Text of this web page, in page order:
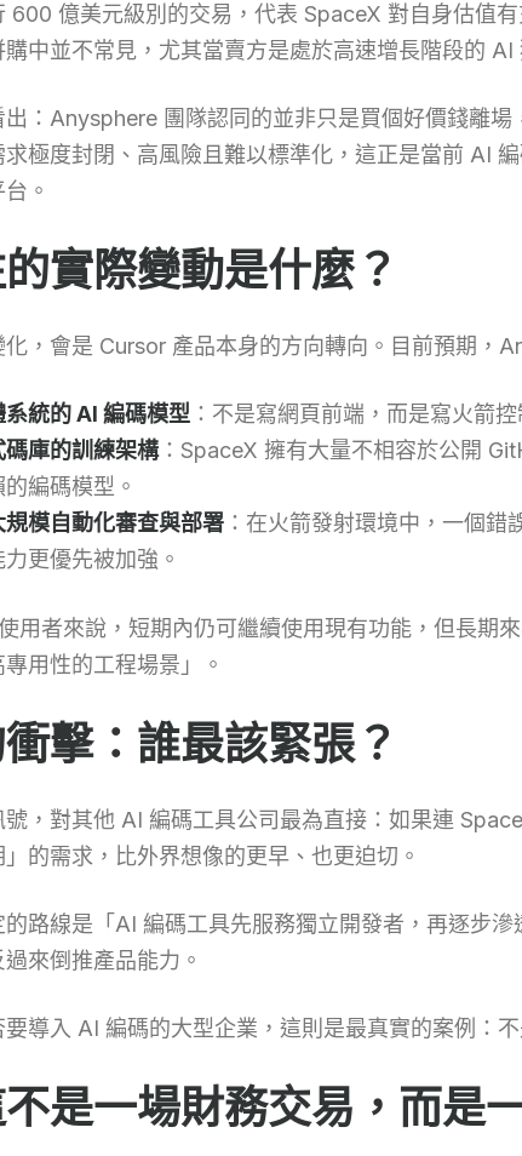
600 億美元級別的交易，代表 SpaceX 對自身估值
中並不常見，尤其當賣方是處於高速增長階段的 AI
：Anysphere 團隊認同的並非只是買個好價錢離
求極度封閉、高風險且難以標準化，這正是當前
。
實際變動是什麼？
，會是 Cursor 產品本身的方向轉向。目前預期，
統的 AI 編碼模型 ：不是寫網頁前端，而是寫火箭
庫的訓練架構：SpaceX 擁有大量不相容於公開
編碼模型。
規模自動化審查與部署：在火箭發射環境中，一個錯
力更優先被加強。
用者來說，短期內仍可繼續使用現有功能，但長期
用性的工程場景」。
擊：誰最該緊張？
，對其他 AI 編碼工具公司最為直接：如果連
的需求，比外界想像的更早、也更迫切。
的路線是「AI 編碼工具先服務獨立開發者，再逐步
來倒推產品能力。
導入 AI 編碼的大型企業，這則是最真實的案例：
是一場財務交易，而是